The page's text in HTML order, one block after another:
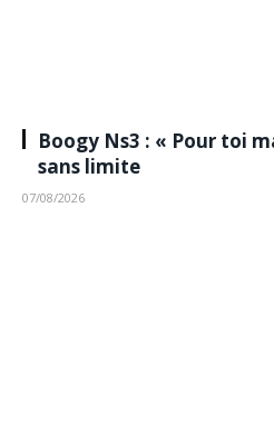
Boogy Ns3 : « Pour toi
sans limite
07/08/2026